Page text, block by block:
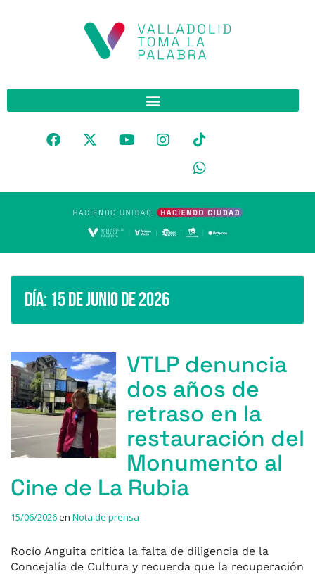
Día: 15 de junio de 2026
VTLP denuncia
dos años de
retraso en la
restauración del
Monumento al
Cine de La Rubia
15/06/2026en Nota de prensa
Rocío Anguita critica la falta de diligencia de la
Concejalía de Cultura y recuerda que la recuperación